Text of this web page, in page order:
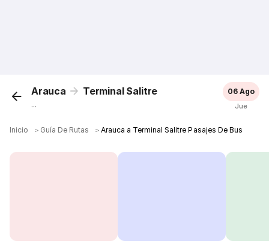
Arauca Terminal Salitre
...
06 Ago
Jue
Inicio ＞ Guía De Rutas ＞Arauca a Terminal Salitre Pasajes De Bus